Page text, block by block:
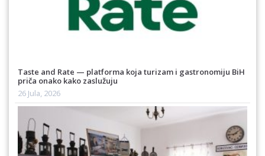
Taste and Rate — platforma koja turizam i gastronomiju BiH
priča onako kako zaslužuju
26 Jula, 2026